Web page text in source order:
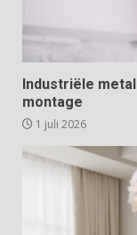
Industriële
montage
1 juli 2026